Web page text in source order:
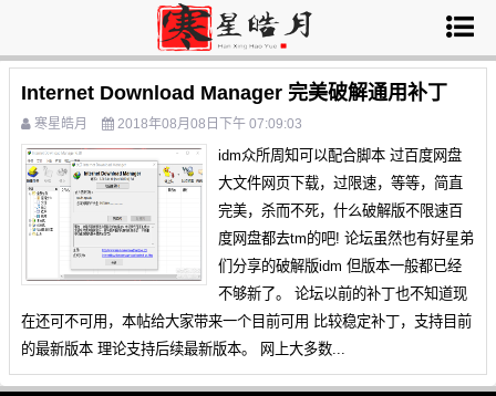
Internet Download Manager 完美破解通用补丁
寒星皓月 2018年08月08日下午 07:09:03
idm众所周知可以配合脚本 过百度网盘
大文件网页下载，过限速，等等，简直
完美，杀而不死，什么破解版不限速百
度网盘都去tm的吧! 论坛虽然也有好星弟
们分享的破解版idm 但版本一般都已经
不够新了。 论坛以前的补丁也不知道现
在还可不可用，本帖给大家带来一个目前可用 比较稳定补丁，支持目前
的最新版本 理论支持后续最新版本。 网上大多数...